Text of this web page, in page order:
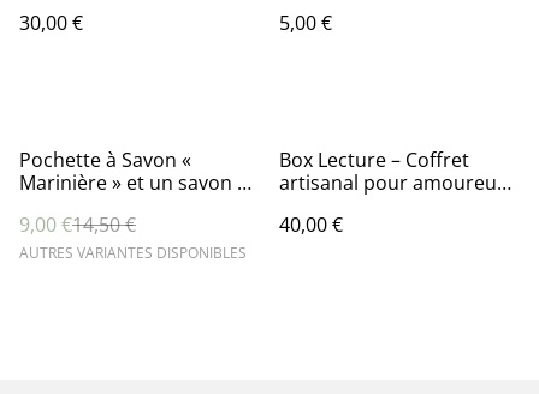
30,00 €
5,00 €
%
Pochette à Savon «
Marinière » et un savon au
9,00 €14,50 €
AUTRES VARIANTES DISPONIBLES
Box Lecture – Coffret
artisanal pour amoureux
40,00 €